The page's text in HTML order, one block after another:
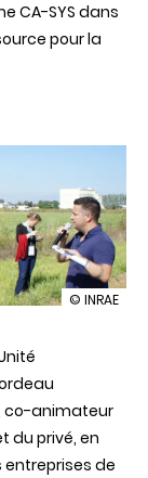
CA-SYS dans
pour la
illustration
»
:
les
auditeurs
© INRAE
co-animateur
du privé, en
de